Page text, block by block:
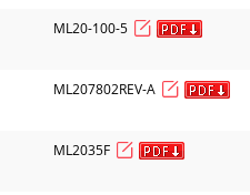
ML20-100-5
ML207802REV-A
ML2035F